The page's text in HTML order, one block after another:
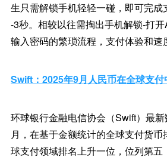
生只需解锁手机轻轻一碰，即可完
-3秒。相较以往需掏出手机解锁-打
输入密码的繁琐流程，支付体验和速
Swift：2025年9月人民币在全球支付
环球银行金融电信协会（Swift）最
月，在基于金额统计的全球支付货
球支付领域排名上升一位，位列第